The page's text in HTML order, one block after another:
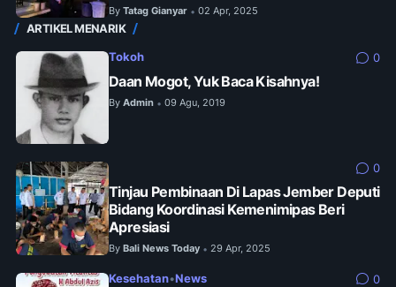
By Tatag Gianyar • 02 Apr, 2025
ARTIKEL MENARIK
Tokoh 0
Daan Mogot, Yuk Baca Kisahnya!
By Admin • 09 Agu, 2019
0
Tinjau Pembinaan Di Lapas Jember Deputi
Bidang Koordinasi Kemenimipas Beri
Apresiasi
By Bali News Today • 29 Apr, 2025
Kesehatan•News 0